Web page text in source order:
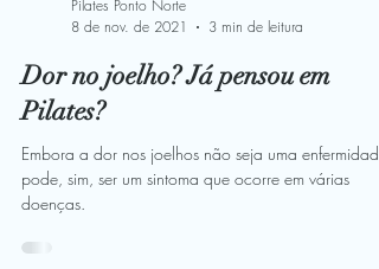
Pilates Ponto Norte
8 de nov. de 2021
3 min de leitura
Dor no joelho? Já pensou em
Pilates?
Embora a dor nos joelhos não seja uma
doenças.